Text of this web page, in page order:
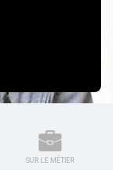
SUR LE MÉTIER